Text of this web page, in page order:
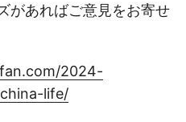
があればご意見をお寄せ
2024-
life/